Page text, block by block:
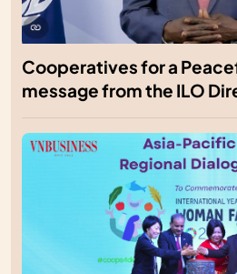
Cooperatives for a
message from the ILO